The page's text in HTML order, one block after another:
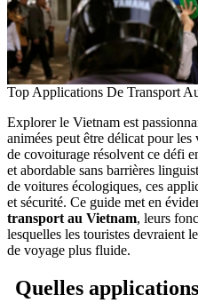
Top Applications De Transport
Explorer le Vietnam est
animées peut être délicat pour
de covoiturage résolvent ce défi
et abordable sans barrières
de voitures écologiques, ces
et sécurité. Ce guide met en
transport au Vietnam, leurs
lesquelles les touristes devraient
de voyage plus fluide.
Quelles